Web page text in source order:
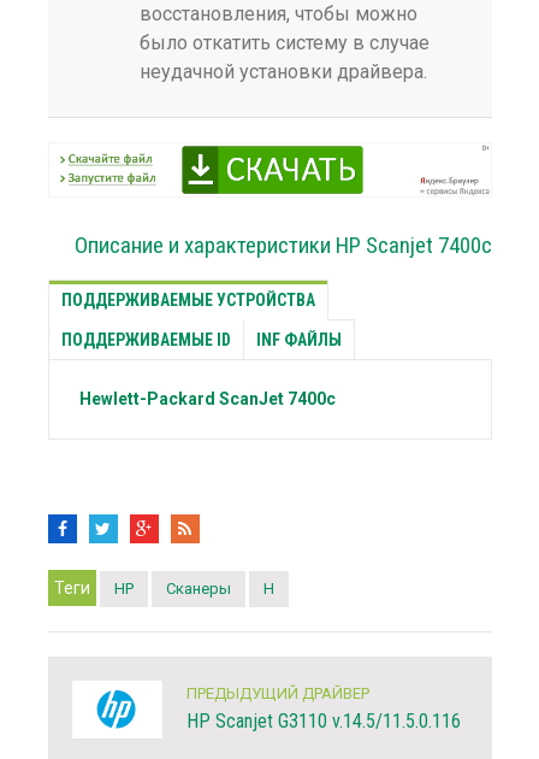
восстановления, чтобы можно
было откатить систему в случае
неудачной установки драйвера.
Описание и характеристики HP Scanjet 7400c
ПОДДЕРЖИВАЕМЫЕ УСТРОЙСТВА
ПОДДЕРЖИВАЕМЫЕ ID INF ФАЙЛЫ
Hewlett-Packard ScanJet 7400c
Теги HP Сканеры H
ПРЕДЫДУЩИЙ ДРАЙВЕР
HP Scanjet G3110 v.14.5/11.5.0.116